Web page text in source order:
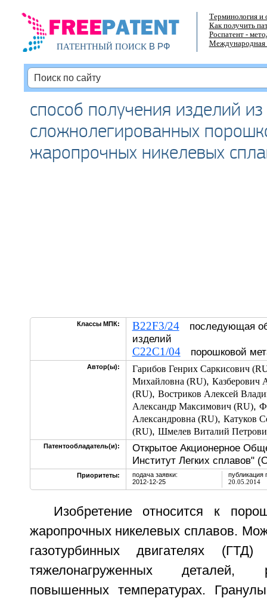
ПАТЕНТНЫЙ ПОИСКВ РФ
Терминология и
Как получить
Роспатент -
Международная
способ получения изделий из
сложнолегированных
жаропрочных никелевых
Классы МПК: B22F3/24последующая
изделий
C22C1/04порошковой
Автор(ы):
Гарибов Генрих Саркисович
Михайловна (RU), Казберович
(RU), Востриков Алексей
Александр Максимович (RU),
Александровна (RU), Катуков
(RU), Шмелев Виталий
Патентообладатель(и):
Открытое Акционерное
Институт Легких
Приоритеты:
подача заявки:
2012-12-25
публикация
20.05.2014
Изобретение относится к
жаропрочных никелевых сплавов.
газотурбинных двигателях (ГТД)
тяжелонагруженных
повышенных температурах.